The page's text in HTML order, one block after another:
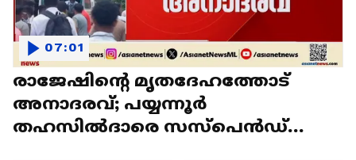
രാജേഷിന്റെ മൃതദേഹത്തോട്
അനാദരവ്; പയ്യന്നൂര്‍
തഹസിൽദാരെ സസ്പെൻഡ്
07:01